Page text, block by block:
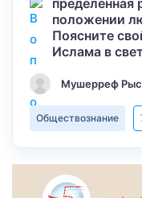
пределенная
положении
Поясните
Ислама в
Мушерреф
Обществознание